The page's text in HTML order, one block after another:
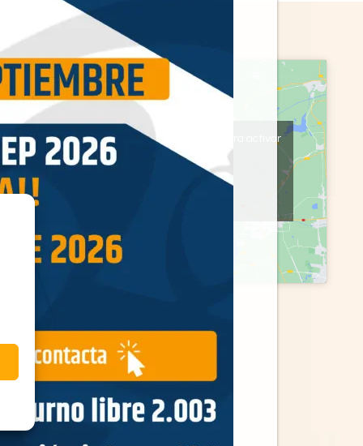
Haz clic en «Estoy de acuerdo» para activar
Google maps
Política de cookies